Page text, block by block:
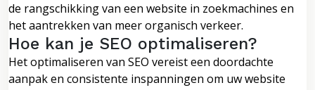
de rangschikking van een website in zoekmachines en
het aantrekken van meer organisch verkeer.
Hoe kan je SEO optimaliseren?
Het optimaliseren van SEO vereist een doordachte
aanpak en consistente inspanningen om uw website